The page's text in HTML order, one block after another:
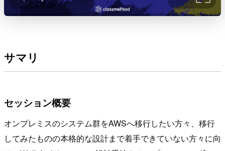
サマリ
セッション概要
オンプレミスのシステム群をAWSへ移行したい方々、移行
してみたものの本格的な設計まで着手できていない方々に向